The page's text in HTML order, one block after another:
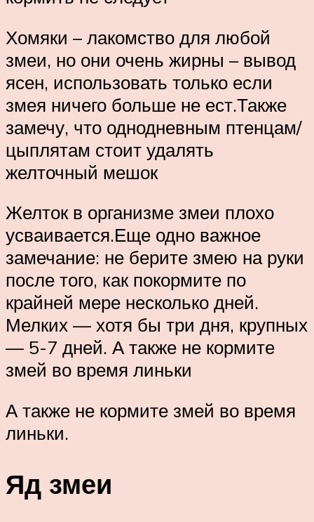
Хомяки – лакомство для любой
змеи, но они очень жирны – вывод
ясен, использовать только если
змея ничего больше не ест.Также
замечу, что однодневным птенцам/
цыплятам стоит удалять
желточный мешок
Желток в организме змеи плохо
усваивается.Еще одно важное
замечание: не берите змею на руки
после того, как покормите по
крайней мере несколько дней.
Мелких — хотя бы три дня, крупных
— 5-7 дней. А также не кормите
змей во время линьки
А также не кормите змей во время
линьки.
Яд змеи